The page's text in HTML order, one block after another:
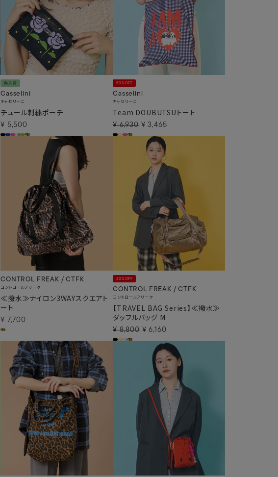
再入荷
Casselini
キャセリーニ
チュール刺繍ポーチ
¥ 5,500
50%OFF
Casselini
キャセリーニ
Team DOUBUTSUトート
¥ 6,930 ¥ 3,465
CONTROL FREAK / CTFK
コントロールフリーク
≪撥水≫ナイロン3WAYスクエアト
ート
¥ 7,700
30%OFF
CONTROL FREAK / CTFK
コントロールフリーク
【TRAVEL BAG Series】≪撥水≫
ダッフルバッグ M
¥ 8,800 ¥ 6,160